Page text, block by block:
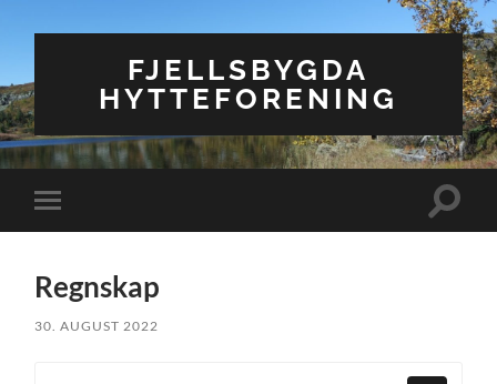
FJELLSBYGDA
HYTTEFORENING
Veksle
mobilmeny
Veksle
Regnskap
30. AUGUST 2022